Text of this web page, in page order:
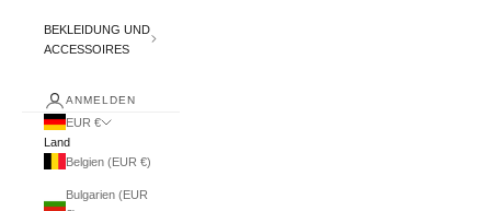
BEKLEIDUNG UND
ACCESSOIRES
ANMELDEN
EUR €
Land
Belgien (EUR €)
Bulgarien (EUR